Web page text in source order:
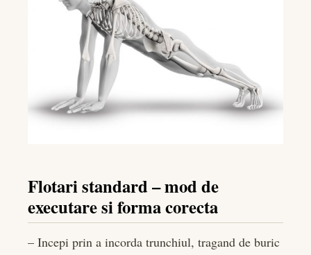
Flotari standard – mod de
executare si forma corecta
– Incepi prin a incorda trunchiul, tragand de buric